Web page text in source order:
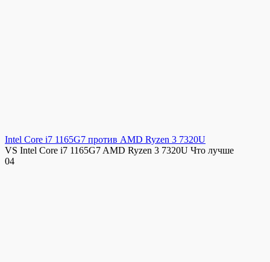
Intel Core i7 1165G7 против AMD Ryzen 3 7320U
VS Intel Core i7 1165G7 AMD Ryzen 3 7320U Что лучше
04